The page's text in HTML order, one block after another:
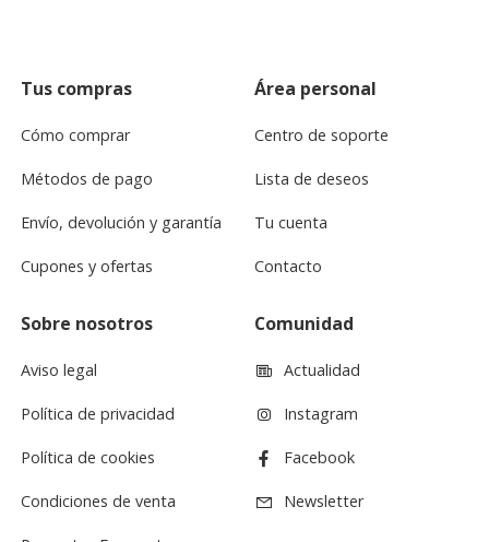
Tus compras
Cómo comprar
Métodos de pago
Envío, devolución y garantía
Cupones y ofertas
Área personal
Centro de soporte
Lista de deseos
Tu cuenta
Contacto
Sobre nosotros
Aviso legal
Política de privacidad
Política de cookies
Condiciones de venta
Comunidad
Actualidad
Instagram
Facebook
Newsletter